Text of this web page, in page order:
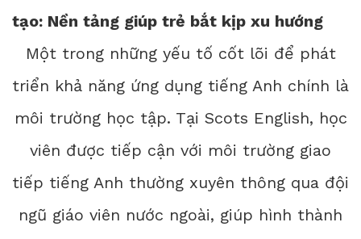
tạo: Nền tảng giúp trẻ bắt kịp xu hướng
Một trong những yếu tố cốt lõi để phát
triển khả năng ứng dụng tiếng Anh chính là
môi trường học tập. Tại Scots English, học
viên được tiếp cận với môi trường giao
tiếp tiếng Anh thường xuyên thông qua đội
ngũ giáo viên nước ngoài, giúp hình thành